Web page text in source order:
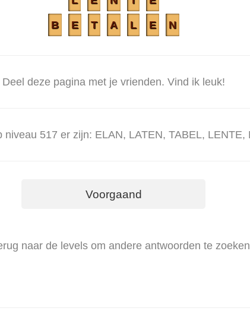
B E T A L E N
Deel deze pagina met je vrienden. Vind ik leuk!
niveau 517 er zijn: ELAN, LATEN, TABEL, LENTE,
Voorgaand
naar de levels om andere antwoorden te zoeken